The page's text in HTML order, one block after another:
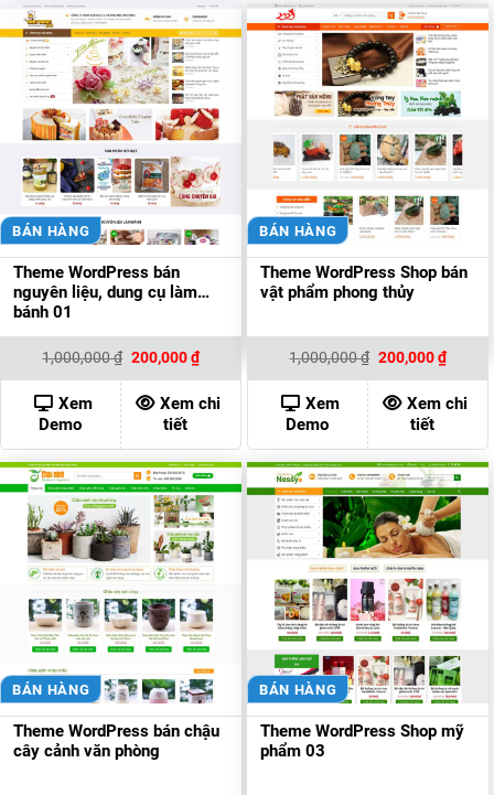
BÁN HÀNG
Theme WordPress bán
nguyên liệu, dung cụ làm
bánh 01
1,000,000₫ Giá
gốc
là:
1,000,000 ₫.
200,000₫Giá
hiện
tại
là:
200,000 ₫.
Xem
Demo
Xem chi
tiết
BÁN HÀNG
Theme WordPress Shop bán
vật phẩm phong thủy
1,000,000₫ Giá
gốc
là:
1,000,000 ₫.
200,000₫Giá
hiện
tại
là:
Xem
Demo
Xem chi
tiết
BÁN HÀNG
Theme WordPress bán chậu
cây cảnh văn phòng
BÁN HÀNG
Theme WordPress Shop mỹ
phẩm 03